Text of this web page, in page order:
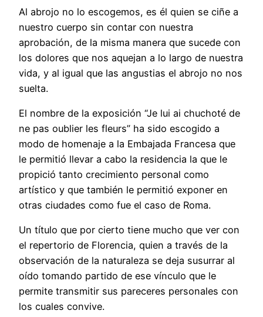
Al abrojo no lo escogemos, es él quien se ciñe a
nuestro cuerpo sin contar con nuestra
aprobación, de la misma manera que sucede con
los dolores que nos aquejan a lo largo de nuestra
vida, y al igual que las angustias el abrojo no nos
suelta.
El nombre de la exposición “Je lui ai chuchoté de
ne pas oublier les fleurs” ha sido escogido a
modo de homenaje a la Embajada Francesa que
le permitió llevar a cabo la residencia la que le
propició tanto crecimiento personal como
artístico y que también le permitió exponer en
otras ciudades como fue el caso de Roma.
Un título que por cierto tiene mucho que ver con
el repertorio de Florencia, quien a través de la
observación de la naturaleza se deja susurrar al
oído tomando partido de ese vínculo que le
permite transmitir sus pareceres personales con
los cuales convive.